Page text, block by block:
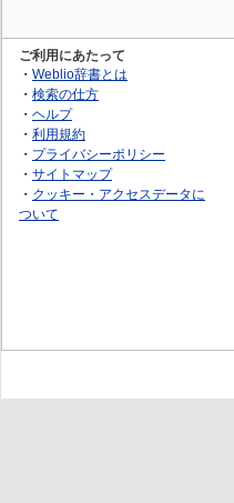
ご利用にあたって
・ Weblio辞書とは
・ 検索の仕方
・ ヘルプ
・ 利用規約
・ プライバシーポリシー
・ サイトマップ
・ クッキー・アクセスデータに
ついて